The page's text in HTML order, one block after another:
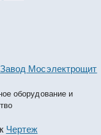
Завод Мосэлектрощит
оборудование и
к Чертеж